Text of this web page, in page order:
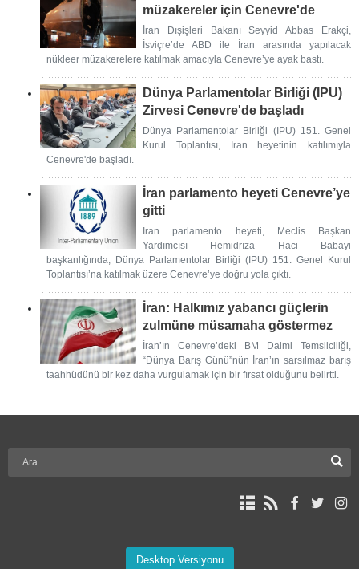
müzakereler için Cenevre'de
İran Dışişleri Bakanı Seyyid Abbas Erakçi,
İsviçre’de ABD ile İran arasında yapılacak
nükleer müzakerelere katılmak amacıyla Cenevre’ye ayak bastı.
Dünya Parlamentolar Birliği (IPU)
Zirvesi Cenevre'de başladı
Dünya Parlamentolar Birliği (IPU) 151. Genel
Kurul Toplantısı, İran heyetinin katılımıyla
Cenevre'de başladı.
İran parlamento heyeti Cenevre’ye
gitti
İran parlamento heyeti, Meclis Başkan
Yardımcısı Hemidrıza Haci Babayi
başkanlığında, Dünya Parlamentolar Birliği (IPU) 151. Genel Kurul
Toplantısı’na katılmak üzere Cenevre’ye doğru yola çıktı.
İran: Halkımız yabancı güçlerin
zulmüne müsamaha göstermez
İran’ın Cenevre’deki BM Daimi Temsilciliği,
“Dünya Barış Günü”nün İran’ın sarsılmaz barış
taahhüdünü bir kez daha vurgulamak için bir fırsat olduğunu belirtti.
Desktop Versiyonu